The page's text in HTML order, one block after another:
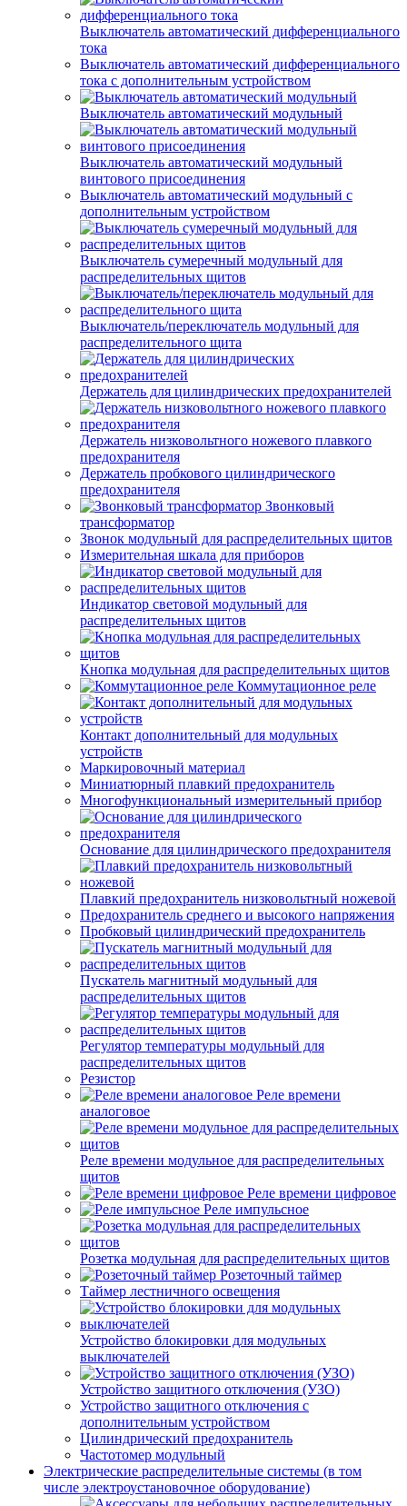
Выключатель автоматический дифференциального
тока
Выключатель автоматический дифференциального
тока с дополнительным устройством
Выключатель автоматический модульный
Выключатель автоматический модульный
винтового присоединения
Выключатель автоматический модульный с
дополнительным устройством
Выключатель сумеречный модульный для
распределительных щитов
Выключатель/переключатель модульный для
распределительного щита
Держатель для цилиндрических предохранителей
Держатель низковольтного ножевого плавкого
предохранителя
Держатель пробкового цилиндрического
предохранителя
Звонковый
трансформатор
Звонок модульный для распределительных щитов
Измерительная шкала для приборов
Индикатор световой модульный для
распределительных щитов
Кнопка модульная для распределительных щитов
Коммутационное реле
Контакт дополнительный для модульных
устройств
Маркировочный материал
Миниатюрный плавкий предохранитель
Многофункциональный измерительный прибор
Основание для цилиндрического предохранителя
Плавкий предохранитель низковольтный ножевой
Предохранитель среднего и высокого напряжения
Пробковый цилиндрический предохранитель
Пускатель магнитный модульный для
распределительных щитов
Регулятор температуры модульный для
распределительных щитов
Резистор
Реле времени
аналоговое
Реле времени модульное для распределительных
щитов
Реле времени цифровое
Реле импульсное
Розетка модульная для распределительных щитов
Розеточный таймер
Таймер лестничного освещения
Устройство блокировки для модульных
выключателей
Устройство защитного отключения (УЗО)
Устройство защитного отключения с
дополнительным устройством
Цилиндрический предохранитель
Частотомер модульный
Электрические распределительные системы (в том
числе электроустановочное оборудование)